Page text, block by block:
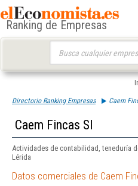
Ranking de Empresas
Directorio Ranking Empresas Caem
Caem Fincas Sl
Actividades de contabilidad, teneduría
Lérida
Datos comerciales de Caem